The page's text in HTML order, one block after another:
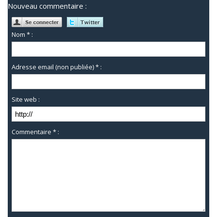
Nouveau commentaire :
Nom * :
Adresse email (non publiée) * :
Site web :
Commentaire * :